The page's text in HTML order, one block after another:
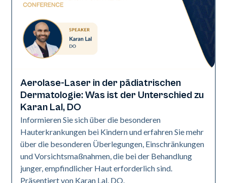
Art of Diversity
Aerolase-Laser in der pädiatrischen
Dermatologie: Was ist der Unterschied zu
Karan Lal, DO
Informieren Sie sich über die besonderen
Hauterkrankungen bei Kindern und erfahren Sie mehr
über die besonderen Überlegungen, Einschränkungen
und Vorsichtsmaßnahmen, die bei der Behandlung
junger, empfindlicher Haut erforderlich sind.
Präsentiert von Karan Lal, DO.